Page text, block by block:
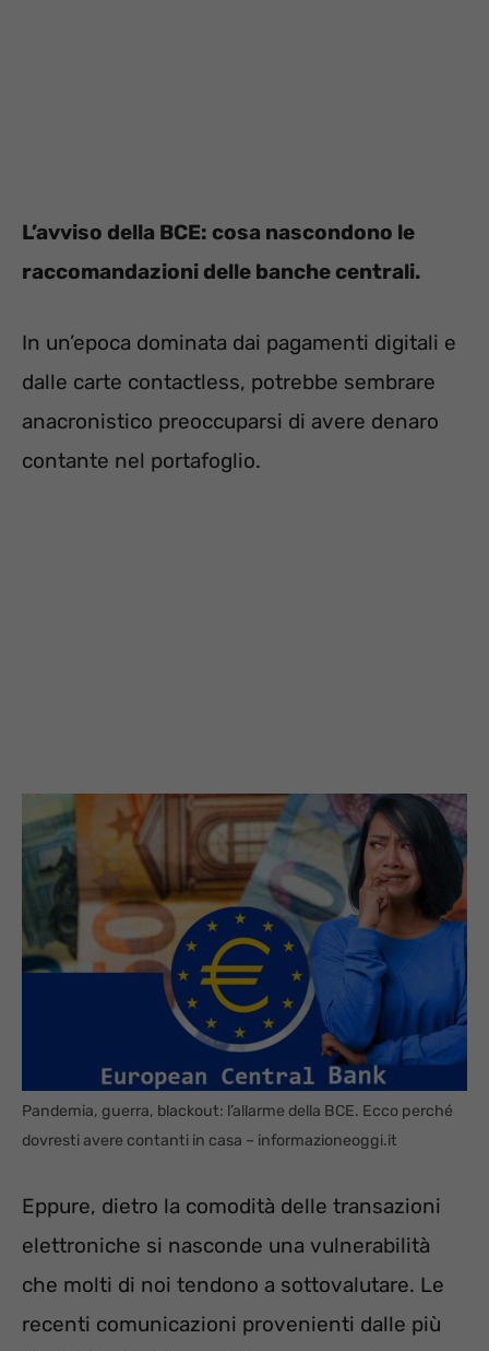
L’avviso della BCE: cosa nascondono le
raccomandazioni delle banche centrali.
In un’epoca dominata dai pagamenti digitali e
dalle carte contactless, potrebbe sembrare
anacronistico preoccuparsi di avere denaro
contante nel portafoglio.
Pandemia, guerra, blackout: l’allarme della BCE. Ecco perché
dovresti avere contanti in casa – informazioneoggi.it
Eppure, dietro la comodità delle transazioni
elettroniche si nasconde una vulnerabilità
che molti di noi tendono a sottovalutare. Le
recenti comunicazioni provenienti dalle più